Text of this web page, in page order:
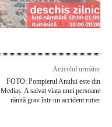
Articolul următor
FOTO: Pompierul Anului este din
Mediaș. A salvat viața unei persoane
rănită grav într-un accident rutier